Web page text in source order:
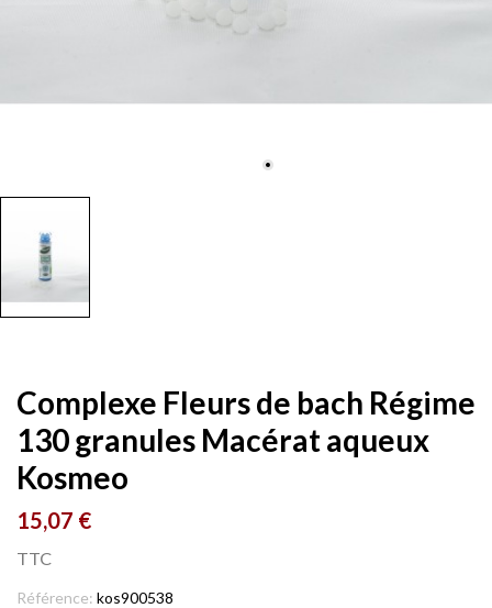
Complexe Fleurs de bach Régime
130 granules Macérat aqueux
Kosmeo
15,07 €
TTC
Référence: kos900538